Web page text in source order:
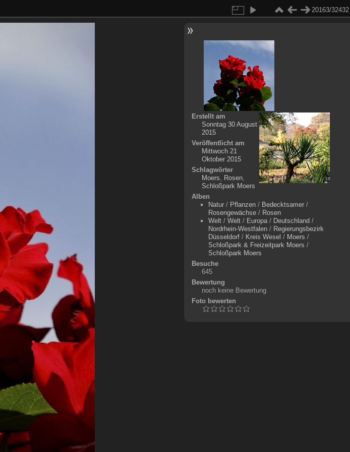
20163/32432
Erstellt am
Sonntag 30 August
2015
Veröffentlicht am
Mittwoch 21
Oktober 2015
Schlagwörter
Moers, Rosen,
Schloßpark Moers
Alben
Natur/ Pflanzen/ Bedecktsamer/
Rosengewächse/ Rosen
Welt/ Welt/ Europa/ Deutschland /
Nordrhein-Westfalen/ Regierungsbezirk
Düsseldorf/ Kreis Wesel / Moers /
Schloßpark & Freizeitpark Moers /
Schloßpark Moers
Besuche
645
Bewertung
noch keine Bewertung
Foto bewerten